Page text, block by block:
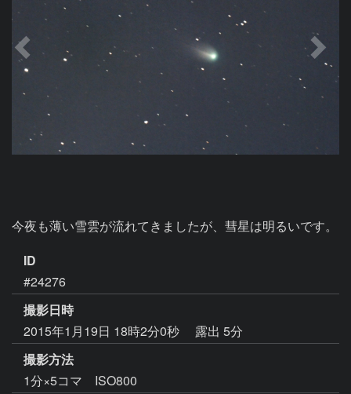
今夜も薄い雪雲が流れてきましたが、彗星は明るいです。
ID
#24276
撮影日時
2015年1月19日 18時2分0秒
露出 5分
撮影方法
1分×5コマ ISO800